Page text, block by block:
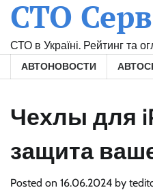
Skip
content
СТО
СТО в Україні. Рейтинг та
АВТОНОВОСТИ
Чехлы для
защита
Posted on 16.06.2024 by